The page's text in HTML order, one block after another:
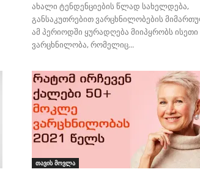
ახალი ტენდენციების წლად სახელდება,
განსაკუთრებით ვარცხნილობების
ამ პერიოდში ყურადღება მიიპყრობს ისეთი
ვარცხნილობა, რომელიც...
თავის მოვლა